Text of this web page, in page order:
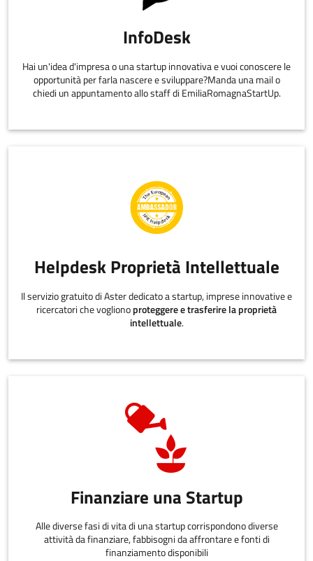
InfoDesk
Hai un'idea d'impresa o una startup innovativa e vuoi conoscere le
opportunità per farla nascere e sviluppare?Manda una mail o
chiedi un appuntamento allo staff di EmiliaRomagnaStartUp.
Helpdesk Proprietà Intellettuale
Il servizio gratuito di Aster dedicato a startup, imprese innovative e
ricercatori che voglionoproteggere e trasferire la proprietà
intellettuale.
Finanziare una Startup
Alle diverse fasi di vita di una startup corrispondono diverse
attività da finanziare, fabbisogni da affrontare e fonti di
finanziamento disponibili